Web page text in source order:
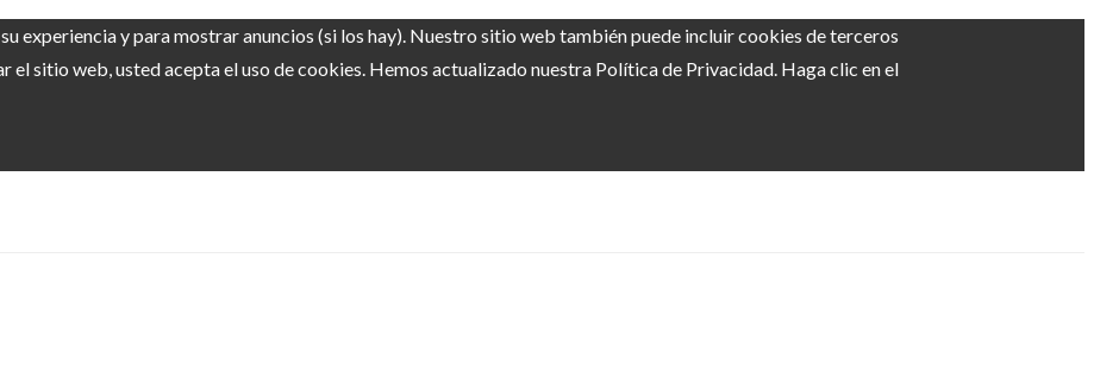
experiencia y para mostrar anuncios (si los hay). Nuestro sitio web también puede incluir cookies de terceros
sitio web, usted acepta el uso de cookies. Hemos actualizado nuestra Política de Privacidad. Haga clic en el